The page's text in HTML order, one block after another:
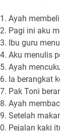
Ayah membeli
Pagi ini aku
Ibu guru
Aku menulis
Ayah
Ia berangkat
Pak Toni
Ayah
Setelah
Pejalan kaki